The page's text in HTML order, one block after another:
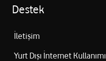
Destek
İletişim
Yurt Dışı İnternet Kullanımı